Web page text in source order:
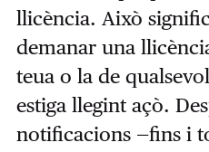
llicència. Això
demanar una
teua o la de
estiga llegint açò.
notificacions —fins i